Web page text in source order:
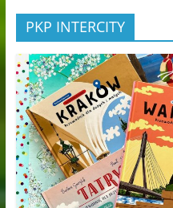
PKP INTERCITY